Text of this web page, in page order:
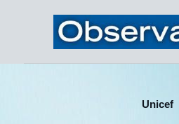
Unicef